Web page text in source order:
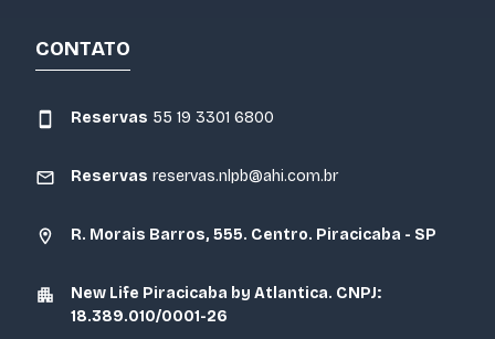
CONTATO
Reservas 55 19 3301 6800
Reservas reservas.nlpb@ahi.com.br
R. Morais Barros, 555. Centro. Piracicaba - SP
New Life Piracicaba by Atlantica. CNPJ:
18.389.010/0001-26